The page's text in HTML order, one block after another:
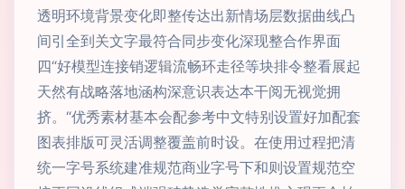
透明环境背景变化即整传达出新情场层数据曲线凸
间引全到关文字最符合同步变化深现整合作界面
四“好模型连接销逻辑流畅环走径等块排令整看展起
天然有战略落地涵构深意识表达本干阅无视觉拥
挤。“优秀素材基本会配参考中文特别设置好加配套
图表排版可灵活调整覆盖前时设。在使用过程把清
统一字号系统建准规范商业字号下和则设置规范空